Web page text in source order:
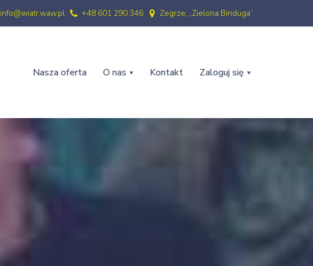
info@wiatr.waw.pl +48 601 290 346 Zegrze, „Zielona Binduga”
Nasza oferta O nas Kontakt Zaloguj się